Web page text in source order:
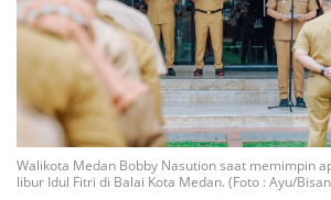
Walikota Medan Bobby Nasution saat memimpin
libur Idul Fitri di Balai Kota Medan. (Foto : Ayu/